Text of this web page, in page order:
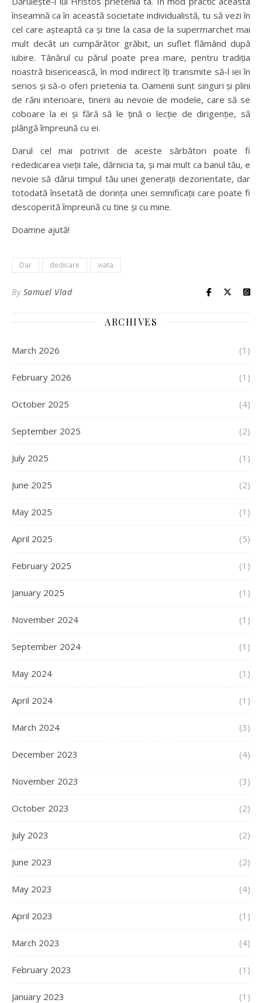
înseamnă ca în această societate individualistă, tu să vezi în
cel care așteaptă ca și tine la casa de la supermarchet mai
mult decât un cumpărător grăbit, un suflet flămând după
iubire. Tânărul cu părul poate prea mare, pentru tradiția
noastră bisericească, în mod indirect îți transmite să-l iei în
serios și să-o oferi prietenia ta. Oamenii sunt singuri și plini
de răni interioare, tinerii au nevoie de modele, care să se
coboare la ei și fără să le țină o lecție de dirigenție, să
plângă împreună cu ei.
Darul cel mai potrivit de aceste sărbători poate fi
rededicarea vieții tale, dărnicia ta, și mai mult ca banul tău, e
nevoie să dărui timpul tău unei generații dezorientate, dar
totodată însetată de dorința unei semnificații care poate fi
descoperită împreună cu tine și cu mine.
Doamne ajută!
Dar dedicare viata
By Samuel Vlad
ARCHIVES
March 2026 (1)
February 2026 (1)
October 2025 (4)
September 2025 (2)
July 2025 (1)
June 2025 (2)
May 2025 (1)
April 2025 (5)
February 2025 (1)
January 2025 (1)
November 2024 (1)
September 2024 (1)
May 2024 (1)
April 2024 (1)
March 2024 (3)
December 2023 (4)
November 2023 (3)
October 2023 (2)
July 2023 (2)
June 2023 (2)
May 2023 (4)
April 2023 (1)
March 2023 (4)
February 2023 (1)
January 2023 (1)